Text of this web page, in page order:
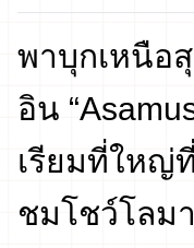
พาบุกเหนือ
อิน
เรียมที่ใหญ่
ชมโชว์โลม